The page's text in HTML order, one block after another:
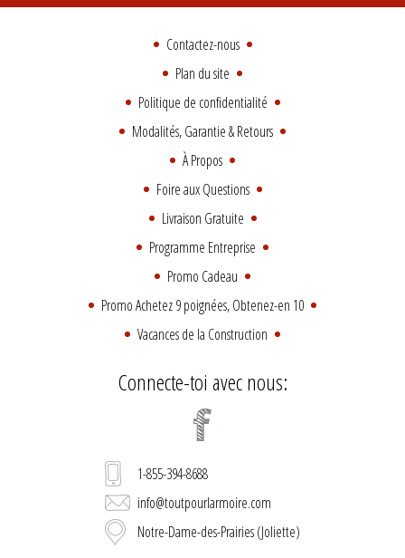
Contactez-nous
Plan du site
Politique de confidentialité
Modalités, Garantie & Retours
À Propos
Foire aux Questions
Livraison Gratuite
Programme Entreprise
Promo Cadeau
Promo Achetez 9 poignées, Obtenez-en 10
Vacances de la Construction
Connecte-toi avec nous:
1-855-394-8688
info@toutpourlarmoire.com
Notre-Dame-des-Prairies (Joliette)